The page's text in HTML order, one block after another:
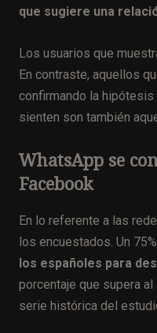
que sugiere una
Los usuarios que
En contraste, aquellos
confirmando la
sienten son también
WhatsApp se
Facebook
En lo referente a las
los encuestados. Un
los españoles para
porcentaje que supera
serie histórica del